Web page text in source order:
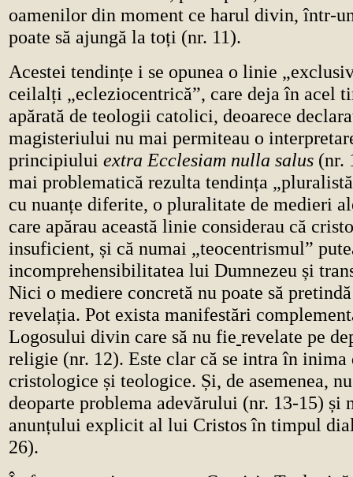
oamenilor din moment ce harul divin, într-
poate să ajungă la toți (nr. 11).
Acestei tendințe i se opunea o linie
ceilalți „ecleziocentrică”, care deja în acel
apărată de teologii catolici, deoarece
magisteriului nu mai permiteau o
principiului extra Ecclesiam nulla salus (nr.
mai problematică rezulta tendința
cu nuanțe diferite, o pluralitate de medieri
care apărau această linie considerau că
insuficient, și că numai „teocentrismul”
incomprehensibilitatea lui Dumnezeu și
Nici o mediere concretă nu poate să
revelația. Pot exista manifestări
Logosului divin care să nu fie revelate pe
religie (nr. 12). Este clar că se intra în inima
cristologice și teologice. Și, de asemenea,
deoparte problema adevărului (nr. 13-15) și
anunțului explicit al lui Cristos în timpul
26).